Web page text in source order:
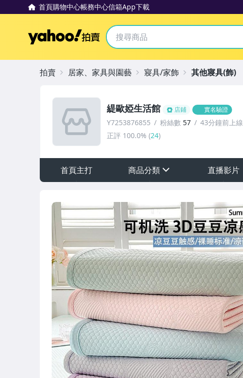
首頁購物中心帳務中心信箱App下載
Yahoo拍賣
緹歐婭生活館 店鋪 實名驗證
Y7253876855 粉絲數 57
43分鐘前上線
正評 100.0% (24)
首頁主打 商品分類 直播影片
拍賣 居家、家具與園藝 寢具/家飾 其他寢具(飾)